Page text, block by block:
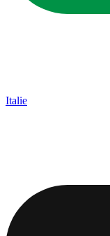
Italie